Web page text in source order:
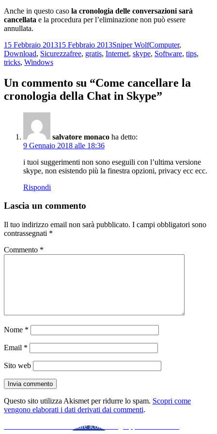
Anche in questo caso la cronologia delle conversazioni sarà
cancellata e la procedura per l’eliminazione non può essere
annullata.
Scritto
il
15 Febbraio 201315 Febbraio 2013Autore
Sniper WolfCategorie
Computer,
Download, SicurezzaTag
free, gratis, Internet, skype, Software, tips,
tricks, Windows
Un commento su “Come cancellare la
cronologia della Chat in Skype”
salvatore monaco ha detto:
9 Gennaio 2018 alle 18:36
i tuoi suggerimenti non sono eseguili con l’ultima versione
skype, non esistendo più la finestra opzioni, privacy ecc ecc.
Rispondi
Lascia un commento
Il tuo indirizzo email non sarà pubblicato. I campi obbligatori sono
contrassegnati *
Commento *
Nome *
Email *
Sito web
Questo sito utilizza Akismet per ridurre lo spam. Scopri come
vengono elaborati i dati derivati dai commenti.
NavigazioneCome cambiare icona dei gruppi su Facebook